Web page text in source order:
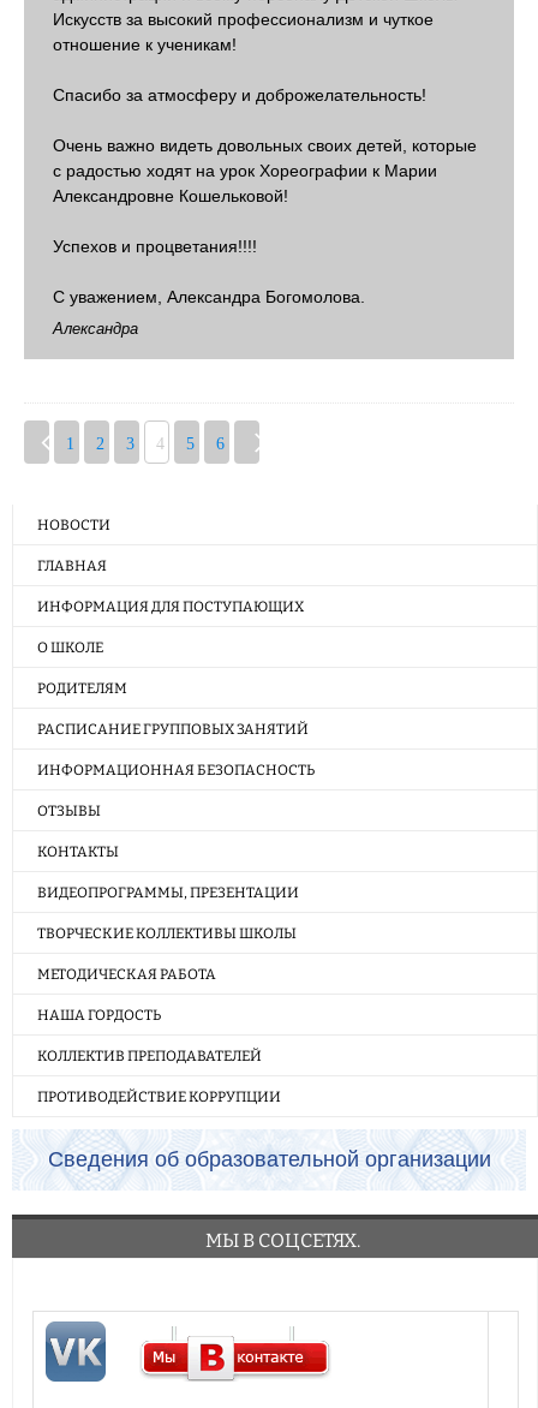
Искусств за высокий профессионализм и чуткое
отношение к ученикам!
Спасибо за атмосферу и доброжелательность!
Очень важно видеть довольных своих детей, которые
с радостью ходят на урок Хореографии к Марии
Александровне Кошельковой!
Успехов и процветания!!!!
С уважением, Александра Богомолова.
Александра
1 2 3 4 5 6
НОВОСТИ
ГЛАВНАЯ
ИНФОРМАЦИЯ ДЛЯ ПОСТУПАЮЩИХ
О ШКОЛЕ
РОДИТЕЛЯМ
РАСПИСАНИЕ ГРУППОВЫХ ЗАНЯТИЙ
ИНФОРМАЦИОННАЯ БЕЗОПАСНОСТЬ
ОТЗЫВЫ
КОНТАКТЫ
ВИДЕОПРОГРАММЫ, ПРЕЗЕНТАЦИИ
ТВОРЧЕСКИЕ КОЛЛЕКТИВЫ ШКОЛЫ
МЕТОДИЧЕСКАЯ РАБОТА
НАША ГОРДОСТЬ
КОЛЛЕКТИВ ПРЕПОДАВАТЕЛЕЙ
ПРОТИВОДЕЙСТВИЕ КОРРУПЦИИ
Сведения об образовательной организации
МЫ В СОЦСЕТЯХ.